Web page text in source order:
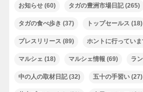
お知らせ(60) タガの豊洲市場日記(265)
タガの食べ歩き (37) トップセールス (18)
プレスリリース (89) ホントに行ってい
マルシェ (18) マルシェ情報 (69) ラ
中の人の取材日記(32) 五十の手習い(27)